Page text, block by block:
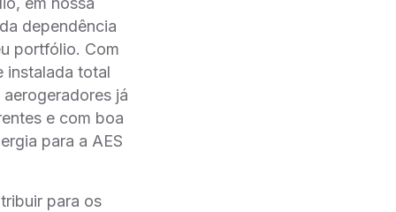
dependência
portfólio. Com
instalada total
já
e com boa
para a AES
para os